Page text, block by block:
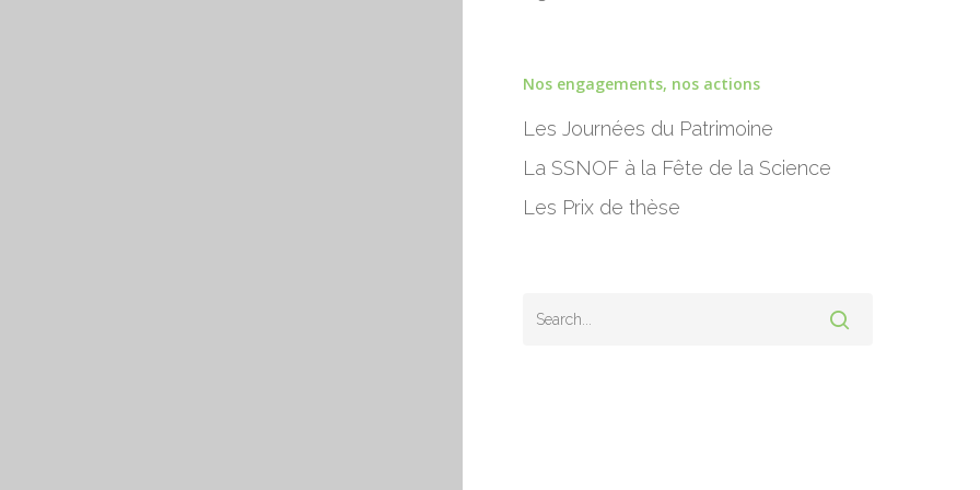
Nos engagements, nos actions
Les Journées du Patrimoine
La SSNOF à la Fête de la Science
Les Prix de thèse